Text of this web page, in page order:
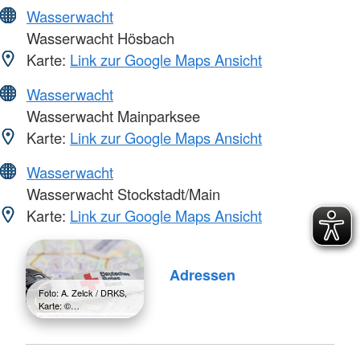
Wasserwacht
Wasserwacht Hösbach
Karte: Link zur Google Maps Ansicht
Wasserwacht
Wasserwacht Mainparksee
Karte: Link zur Google Maps Ansicht
Wasserwacht
Wasserwacht Stockstadt/Main
Karte: Link zur Google Maps Ansicht
Foto: A. Zelck / DRKS,
Karte: ©…
Adressen